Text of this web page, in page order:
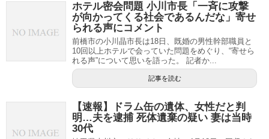
ホテル密会問題 小川市長「一斉に攻撃
が向かってくる社会であるんだな」寄せ
られる声にコメント
前橋市の小川晶市長は18日、既婚の男性幹部職員と
10回以上ホテルで会っていた問題をめぐり、“寄せら
れる声”について思いを語った。 記者か...
記事を読む
【速報】ドラム缶の遺体、女性だと判
明…夫を逮捕 死体遺棄の疑い 妻は当時
30代